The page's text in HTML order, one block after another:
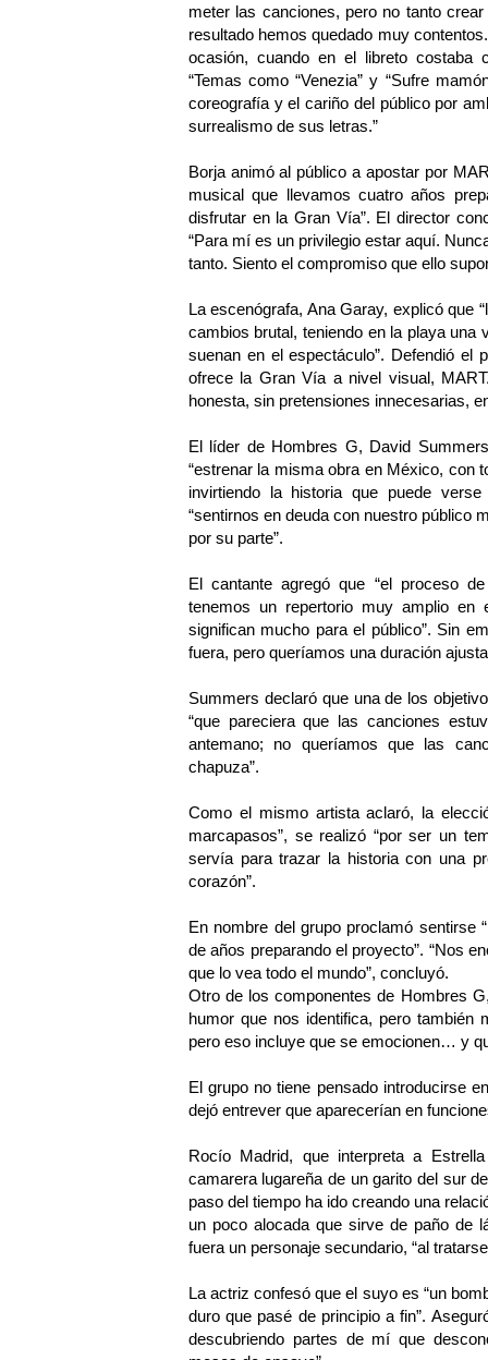
meter las canciones, pero no tanto
resultado hemos quedado muy
ocasión, cuando en el libreto costaba
“Temas como “Venezia” y “Sufre
coreografía y el cariño del público por
surrealismo de sus letras.”
Borja animó al público a apostar por
musical que llevamos cuatro años
disfrutar en la Gran Vía”. El director
“Para mí es un privilegio estar aquí.
tanto. Siento el compromiso que ello
La escenógrafa, Ana Garay, explicó que
cambios brutal, teniendo en la playa
suenan en el espectáculo”. Defendió el
ofrece la Gran Vía a nivel visual,
honesta, sin pretensiones innecesarias,
El líder de Hombres G, David
“estrenar la misma obra en México, con
invirtiendo la historia que puede
“sentirnos en deuda con nuestro público
por su parte”.
El cantante agregó que “el proceso
tenemos un repertorio muy amplio en
significan mucho para el público”. Sin
fuera, pero queríamos una duración
Summers declaró que una de los
“que pareciera que las canciones
antemano; no queríamos que las
chapuza”.
Como el mismo artista aclaró, la
marcapasos”, se realizó “por ser un
servía para trazar la historia con una
corazón”.
En nombre del grupo proclamó sentirse
de años preparando el proyecto”. “Nos
que lo vea todo el mundo”, concluyó.
Otro de los componentes de Hombres
humor que nos identifica, pero también
pero eso incluye que se emocionen… y
El grupo no tiene pensado introducirse
dejó entrever que aparecerían en
Rocío Madrid, que interpreta a
camarera lugareña de un garito del sur
paso del tiempo ha ido creando una
un poco alocada que sirve de paño de
fuera un personaje secundario, “al
La actriz confesó que el suyo es “un
duro que pasé de principio a fin”.
descubriendo partes de mí que